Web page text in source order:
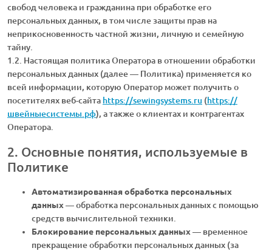
свобод человека и гражданина при обработке его
персональных данных, в том числе защиты прав на
неприкосновенность частной жизни, личную и семейную
тайну.
1.2. Настоящая политика Оператора в отношении обработки
персональных данных (далее — Политика) применяется ко
всей информации, которую Оператор может получить о
посетителях веб-сайта https://sewingsystems.ru (https://
швейныесистемы.рф), а также о клиентах и контрагентах
Оператора.
2. Основные понятия, используемые в
Политике
Автоматизированная обработка персональных
данных— обработка персональных данных с помощью
средств вычислительной техники.
Блокирование персональных данных— временное
прекращение обработки персональных данных (за